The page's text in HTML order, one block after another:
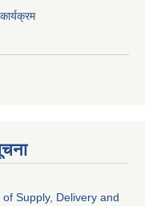
Supply, Delivery and